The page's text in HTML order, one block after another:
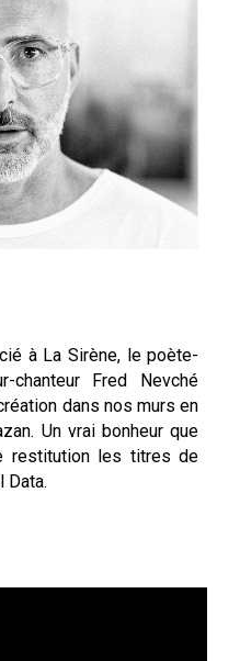
à La Sirène, le poète-
chanteur Fred Nevché
dans nos murs en
Un vrai bonheur que
restitution les titres de
Data.